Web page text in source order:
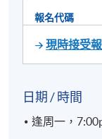
報名代碼
現時接受
日期 / 時間
逢周一，